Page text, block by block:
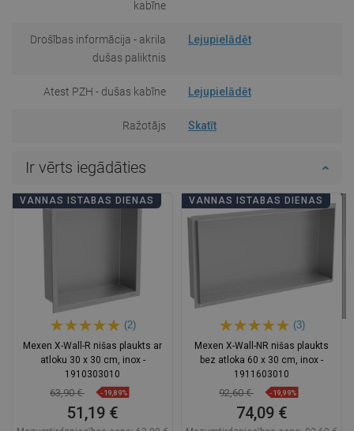
kabīne
Drošības informācija - akrila
dušas paliktnis
Lejupielādēt
Atest PZH - dušas kabīne Lejupielādēt
Ražotājs Skatīt
Ir vērts iegādāties
VANNAS ISTABAS DIENAS
(2)
Mexen X-Wall-R nišas plaukts ar
atloku 30 x 30 cm, inox -
1910303010
63,90 € -19,89%
51,19 €
VANNAS ISTABAS DIENAS
(3)
Mexen X-Wall-NR nišas plaukts
bez atloka 60 x 30 cm, inox -
1911603010
92,60 € -19,99%
74,09 €